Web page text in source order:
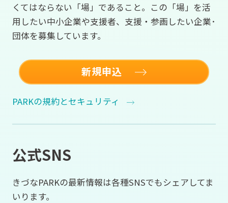
くてはならない「場」であること。この「場」を活
用したい中小企業や支援者、支援・参画したい企業･
団体を募集しています。
新規申込
PARKの規約とセキュリティ
公式SNS
きづなPARKの最新情報は各種SNSでもシェアしてま
いります。